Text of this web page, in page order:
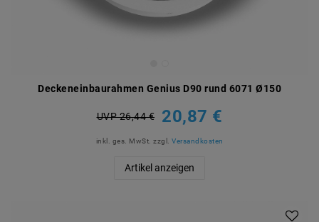
Deckeneinbaurahmen Genius D90 rund 6071 Ø150
UVP 26,44 € 20,87 €
inkl. ges. MwSt. zzgl. Versandkosten
Artikel anzeigen